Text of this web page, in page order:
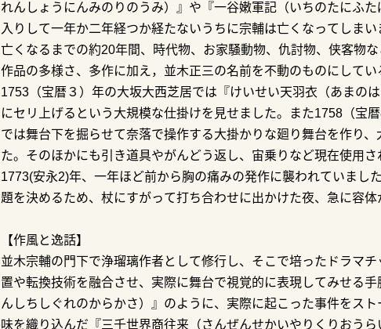
れんしょうにんみのりのうみ）』や『一谷嫩軍記（いちのたにふ
入りして一年か二年経つか経たないうちに宗輔は亡くなってしま
亡くなるまでの約20年間、時代物、お家騒動物、仇討物、侠客物
作品の多様さ、多作に加え，並木正三の名前を不動のものにして
1753（宝暦３）年の大坂大西芝居では『けいせい天羽衣（あまの
にセリ上げるという大規模な仕掛けを見せました。また1758（宝
では舞台下を掘らせて奈落で操作する大掛かりな廻り舞台を作り
た。そのほかにも引き道具やがんどう返し、宙乗りなど現在使用
1773(安永2)年、一年ほど前から胸の痛みの発作に襲われていま
題を決めるため、杖にすがって打ち合わせに出かけた夜、急に容
【作風と逸話】
並木宗輔の門下で浄瑠璃作者として修行し、そこで培ったドラマ
置や転換技術を融合させ、実際に舞台で視覚的に表現してみせる
んしちしぐれのからかさ）』のように、実際に起こった事件をス
味を織り込んだ『三千世界商往来（さんぜんせかいやりくりおう